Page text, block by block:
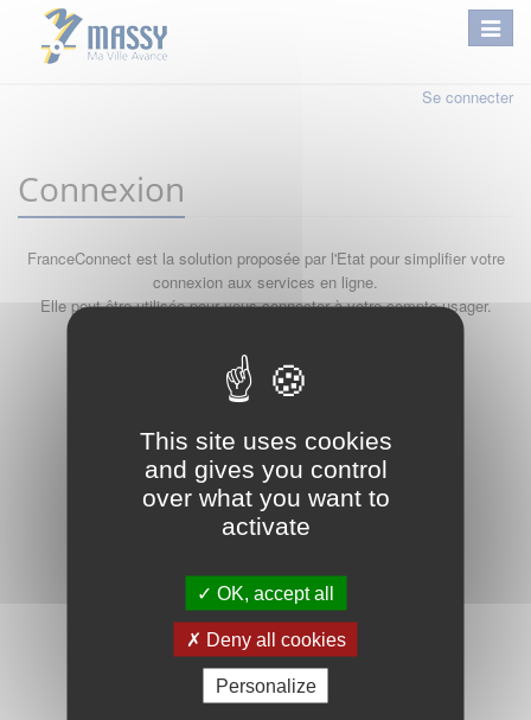
Se connecter
Connexion
FranceConnect est la solution proposée par l'Etat pour simplifier votre
connexion aux services en ligne.
Elle peut être utilisée pour vous connecter à votre compte usager.
Qu'est-ce que FranceConnect ?
Mot de passe oublié ? Je crée mon compte
Connexion
This site uses cookies
and gives you control
over what you want to
activate
OK, accept all
Deny all cookies
Personalize